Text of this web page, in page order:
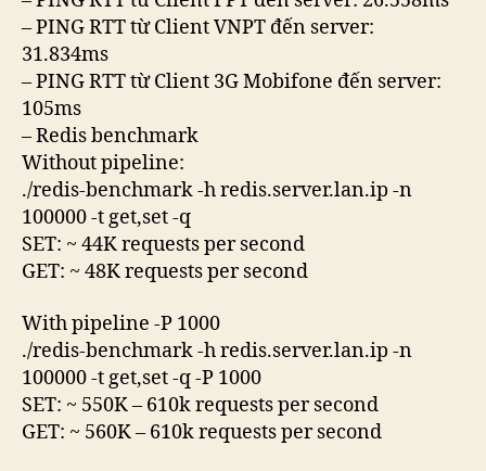
– PING RTT từ Client VNPT đến server:
31.834ms
– PING RTT từ Client 3G Mobifone đến server:
105ms
– Redis benchmark
Without pipeline:
./redis-benchmark -h redis.server.lan.ip -n
100000 -t get,set -q
SET: ~ 44K requests per second
GET: ~ 48K requests per second
With pipeline -P 1000
./redis-benchmark -h redis.server.lan.ip -n
100000 -t get,set -q -P 1000
SET: ~ 550K – 610k requests per second
GET: ~ 560K – 610k requests per second